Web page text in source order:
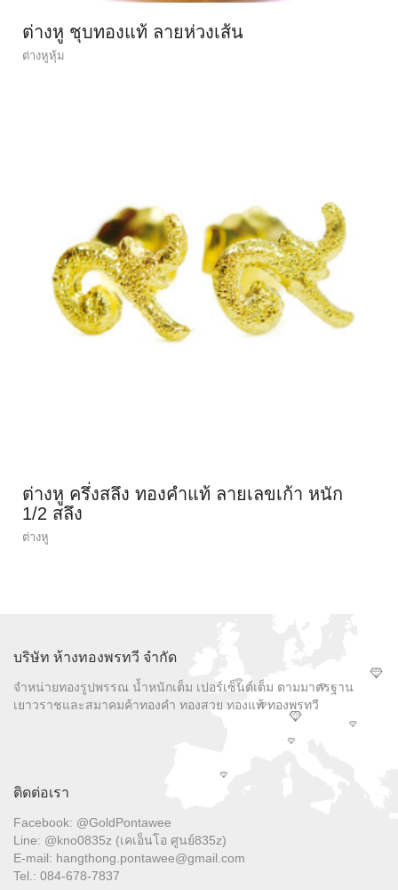
ต่างหู ชุบทองแท้ ลายห่วงเส้น
ต่างหูหุ้ม
ต่างหู ครึ่งสลึง ทองคำแท้ ลายเลขเก้า หนัก
1/2 สลึง
ต่างหู
บริษัท ห้างทองพรทวี จำกัด
จำหน่ายทองรูปพรรณ น้ำหนักเต็ม เปอร์เซ็นต์เต็ม ตามมาตรฐาน
เยาวราชและสมาคมค้าทองคำ ทองสวย ทองแท้ ทองพรทวี
ติดต่อเรา
Facebook: @GoldPontawee
Line: @kno0835z (เคเอ็นโอ ศูนย์835z)
E-mail: hangthong.pontawee@gmail.com
Tel.: 084-678-7837